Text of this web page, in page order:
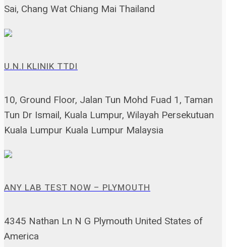
Sai, Chang Wat Chiang Mai Thailand
U.N.I KLINIK TTDI
10, Ground Floor, Jalan Tun Mohd Fuad 1, Taman
Tun Dr Ismail, Kuala Lumpur, Wilayah Persekutuan
Kuala Lumpur Kuala Lumpur Malaysia
ANY LAB TEST NOW – PLYMOUTH
4345 Nathan Ln N G Plymouth United States of
America